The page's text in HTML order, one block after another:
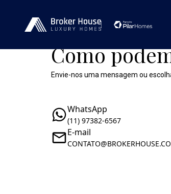
Como
Envie-nos uma mensagem ou
WhatsApp
(11) 97382-6567
E-mail